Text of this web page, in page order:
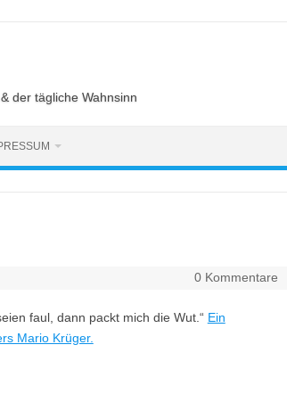
der tägliche Wahnsinn
0 Kommentare
faul, dann packt mich die Wut.“ Ein
Mario Krüger.